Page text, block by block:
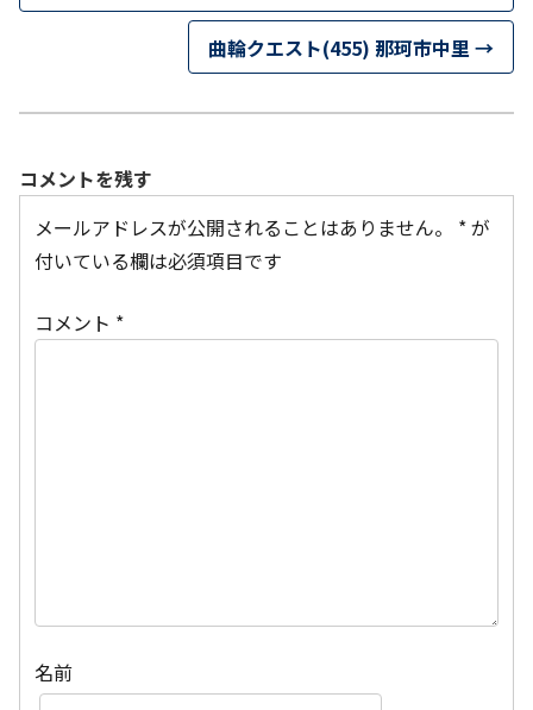
曲輪クエスト(455) 那珂市中里→
コメントを残す
メールアドレスが公開されることはありません。
*が
付いている欄は必須項目です
コメント *
名前